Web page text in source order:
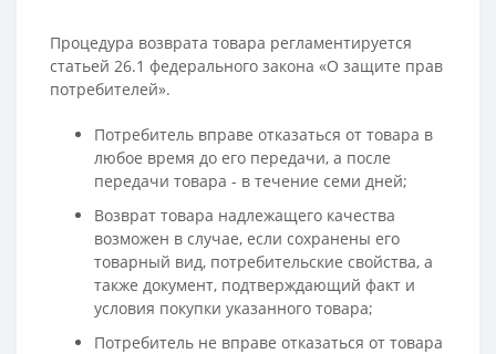
Процедура возврата товара регламентируется
статьей 26.1 федерального закона «О защите прав
потребителей».
Потребитель вправе отказаться от товара в
любое время до его передачи, а после
передачи товара - в течение семи дней;
Возврат товара надлежащего качества
возможен в случае, если сохранены его
товарный вид, потребительские свойства, а
также документ, подтверждающий факт и
условия покупки указанного товара;
Потребитель не вправе отказаться от товара